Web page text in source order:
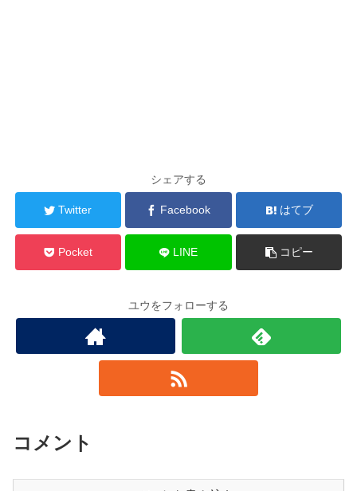
シェアする
Twitter Facebook はてブ
Pocket LINE コピー
ユウをフォローする
コメント